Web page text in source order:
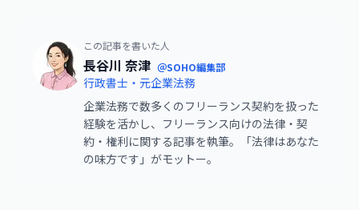
この記事を書いた人
長谷川 奈津 ＠SOHO編集部
行政書士・元企業法務
企業法務で数多くのフリーランス契約を扱った
経験を活かし、フリーランス向けの法律・契
約・権利に関する記事を執筆。「法律はあなた
の味方です」がモットー。